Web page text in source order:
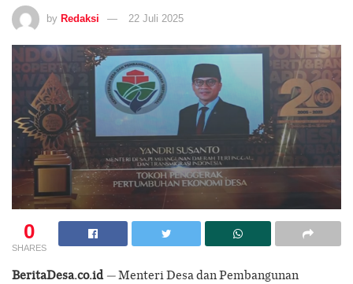
by Redaksi 22 Juli 2025
0
SHARES
BeritaDesa.co.id —Menteri Desa dan Pembangunan